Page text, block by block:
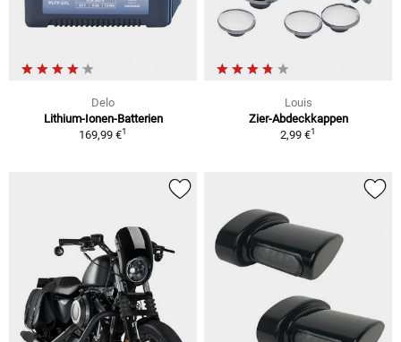
Delo
Lithium-Ionen-Batterien
169,99 €1
Louis
Zier-Abdeckkappen
2,99 €1